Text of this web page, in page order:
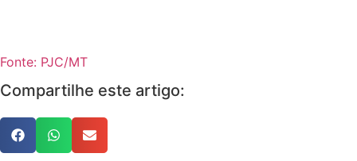
Fonte: PJC/MT
Compartilhe este artigo: